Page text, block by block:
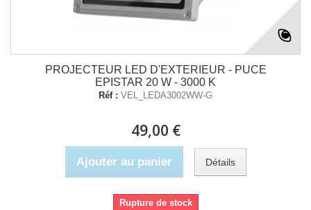
PROJECTEUR LED D'EXTERIEUR - PUCE
EPISTAR 20 W - 3000 K
Réf : VEL_LEDA3002WW-G
49,00 €
Ajouter au panier Détails
Rupture de stock